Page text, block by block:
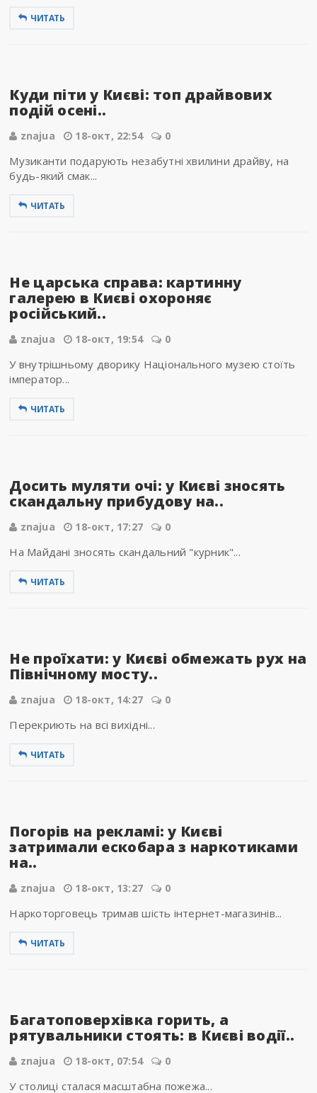
ЧИТАТЬ
Куди піти у Києві: топ драйвових
подій осені..
znajua 18-окт, 22:54 0
Музиканти подарують незабутні хвилини драйву, на
будь-який смак...
ЧИТАТЬ
Не царська справа: картинну
галерею в Києві охороняє
російський..
znajua 18-окт, 19:54 0
У внутрішньому дворику Національного музею стоїть
імператор...
ЧИТАТЬ
Досить муляти очі: у Києві зносять
скандальну прибудову на..
znajua 18-окт, 17:27 0
На Майдані зносять скандальний "курник"...
ЧИТАТЬ
Не проїхати: у Києві обмежать рух на
Північному мосту..
znajua 18-окт, 14:27 0
Перекриють на всі вихідні...
ЧИТАТЬ
Погорів на рекламі: у Києві
затримали ескобара з наркотиками
на..
znajua 18-окт, 13:27 0
Наркоторговець тримав шість інтернет-магазинів...
ЧИТАТЬ
Багатоповерхівка горить, а
рятувальники стоять: в Києві водії..
znajua 18-окт, 07:54 0
У столиці сталася масштабна пожежа...